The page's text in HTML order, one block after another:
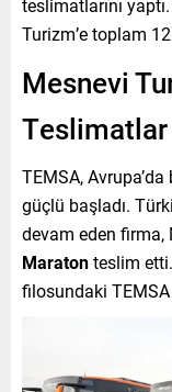
teslimatlarını
Turizm’e toplam
Mesnevi
Teslimatlar
TEMSA,
güçlü başladı.
devam eden firma,
Maratonteslim
filosundaki TEMSA